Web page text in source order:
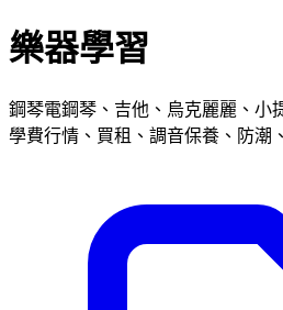
樂器學習
鋼琴電鋼琴、吉他、烏克麗麗、小
學費行情、買租、調音保養、防潮